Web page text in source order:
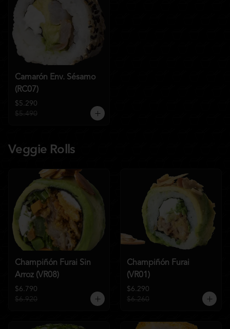
Camarón Env. Sésamo
(RC07)
$5.290
$5.490
Veggie Rolls
Champiñón Furai Sin
Arroz (VR08)
$6.790
$6.920
Champiñón Furai
(VR01)
$6.290
$6.260